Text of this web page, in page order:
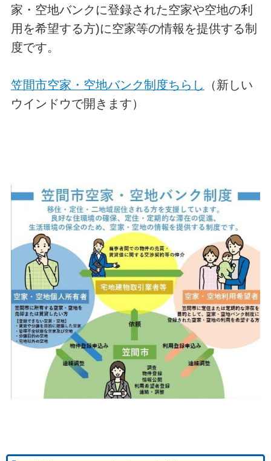
家・空地バンクに登録された空家や空地の利
用を希望する方)に空家等の情報を提供する制
度です。
笠間市空家・空地バンク制度ちらし
（新しい
ウインドウで開きます）